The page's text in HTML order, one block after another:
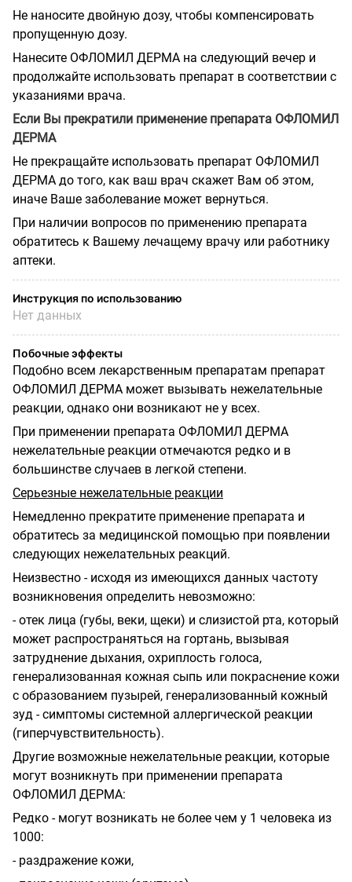
Не наносите двойную дозу, чтобы компенсировать
пропущенную дозу.
Нанесите ОФЛОМИЛ ДЕРМА на следующий вечер и
продолжайте использовать препарат в соответствии с
указаниями врача.
Если Вы прекратили применение препарата ОФЛОМИЛ
ДЕРМА
Не прекращайте использовать препарат ОФЛОМИЛ
ДЕРМА до того, как ваш врач скажет Вам об этом,
иначе Ваше заболевание может вернуться.
При наличии вопросов по применению препарата
обратитесь к Вашему лечащему врачу или работнику
аптеки.
Инструкция по использованию
Нет данных
Побочные эффекты
Подобно всем лекарственным препаратам препарат
ОФЛОМИЛ ДЕРМА может вызывать нежелательные
реакции, однако они возникают не у всех.
При применении препарата ОФЛОМИЛ ДЕРМА
нежелательные реакции отмечаются редко и в
большинстве случаев в легкой степени.
Серьезные нежелательные реакции
Немедленно прекратите применение препарата и
обратитесь за медицинской помощью при появлении
следующих нежелательных реакций.
Неизвестно - исходя из имеющихся данных частоту
возникновения определить невозможно:
- отек лица (губы, веки, щеки) и слизистой рта, который
может распространяться на гортань, вызывая
затруднение дыхания, охриплость голоса,
генерализованная кожная сыпь или покраснение кожи
с образованием пузырей, генерализованный кожный
зуд - симптомы системной аллергической реакции
(гиперчувствительность).
Другие возможные нежелательные реакции, которые
могут возникнуть при применении препарата
ОФЛОМИЛ ДЕРМА:
Редко - могут возникать не более чем у 1 человека из
1000:
- раздражение кожи,